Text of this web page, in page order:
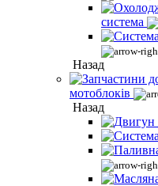
система
Назад
мотоблоків
Назад